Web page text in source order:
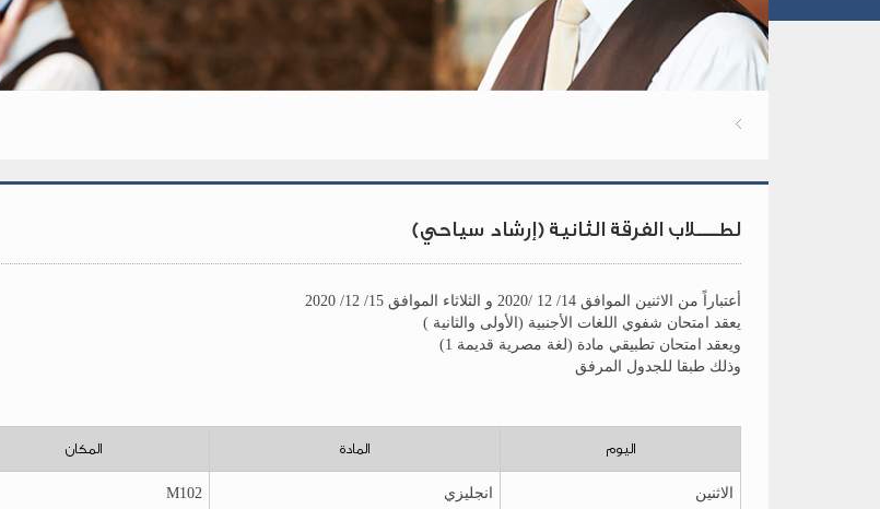
لطــــلاب الفرقة الثانية (إرشاد سياحي)
أعتباراً من الاثنين الموافق 14/ 12 /2020 و الثلاثاء الموافق 15/ 12/ 2020
يعقد امتحان شفوي اللغات الأجنبية (الأولى والثانية )
ويعقد امتحان تطبيقي مادة (لغة مصرية قديمة 1)
وذلك طبقا للجدول المرفق
اليوم المادة المكان
الاثنين انجليزي M102